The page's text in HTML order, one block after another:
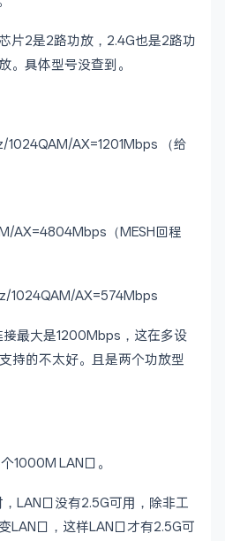
片2是2路功放，2.4G也是2路功
。具体型号没查到。
1024QAM/AX=1201Mbps （给
AX=4804Mbps（MESH回程
1024QAM/AX=574Mbps
最大是1200Mbps，这在多设
持的不太好。且是两个功放型
1000M LAN口。
LAN口没有2.5G可用，除非工
LAN口，这样LAN口才有2.5G可